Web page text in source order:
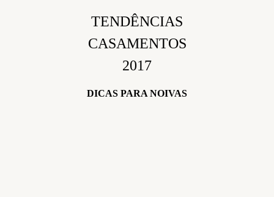
TENDÊNCIAS
CASAMENTOS
2017
DICAS PARA NOIVAS